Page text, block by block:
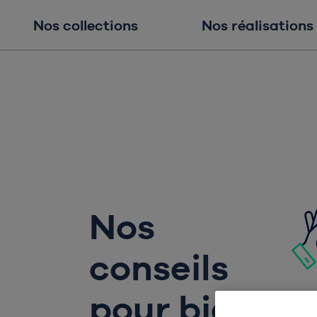
Nos collections Nos réalisations
Nos
conseils